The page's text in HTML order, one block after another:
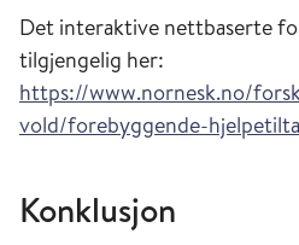
Det interaktive nettbaserte
tilgjengelig her:
https://www.nornesk.no/
vold/forebyggende-
Konklusjon